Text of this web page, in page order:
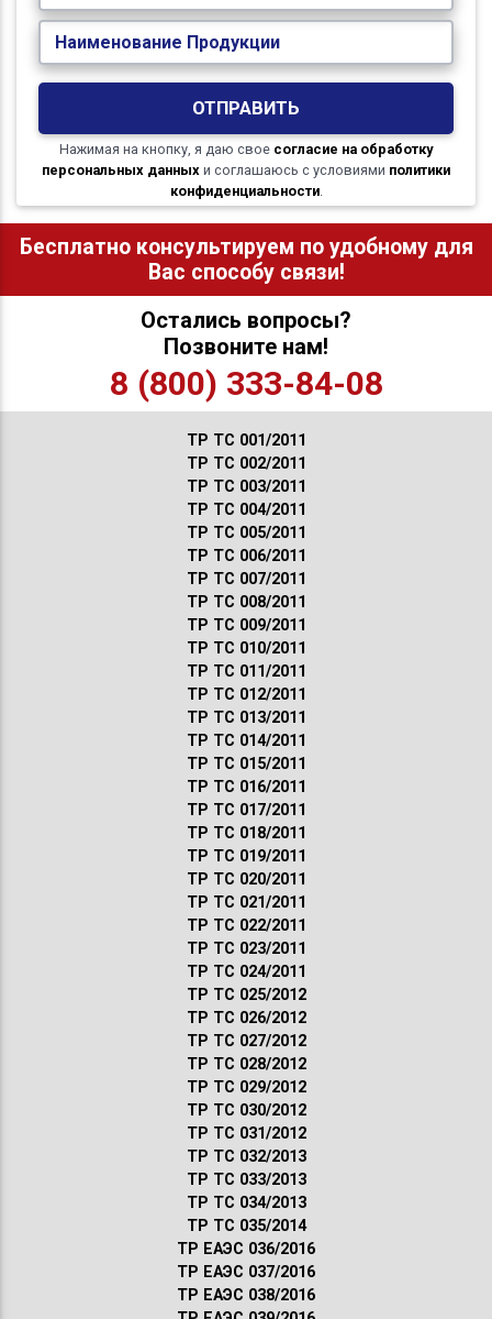
Наименование Продукции
ОТПРАВИТЬ
Нажимая на кнопку, я даю свое согласие на обработку
персональных данных и соглашаюсь с условиями политики
конфиденциальности.
Бесплатно консультируем по удобному для
Вас способу связи!
Остались вопросы?
Позвоните нам!
8 (800) 333-84-08
ТР ТС 001/2011
ТР ТС 002/2011
ТР ТС 003/2011
ТР ТС 004/2011
ТР ТС 005/2011
ТР ТС 006/2011
ТР ТС 007/2011
ТР ТС 008/2011
ТР ТС 009/2011
ТР ТС 010/2011
ТР ТС 011/2011
ТР ТС 012/2011
ТР ТС 013/2011
ТР ТС 014/2011
ТР ТС 015/2011
ТР ТС 016/2011
ТР ТС 017/2011
ТР ТС 018/2011
ТР ТС 019/2011
ТР ТС 020/2011
ТР ТС 021/2011
ТР ТС 022/2011
ТР ТС 023/2011
ТР ТС 024/2011
ТР ТС 025/2012
ТР ТС 026/2012
ТР ТС 027/2012
ТР ТС 028/2012
ТР ТС 029/2012
ТР ТС 030/2012
ТР ТС 031/2012
ТР ТС 032/2013
ТР ТС 033/2013
ТР ТС 034/2013
ТР ТС 035/2014
ТР ЕАЭС 036/2016
ТР ЕАЭС 037/2016
ТР ЕАЭС 038/2016